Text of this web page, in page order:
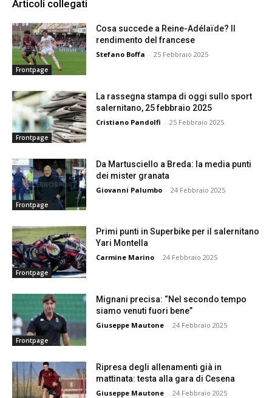
Articoli collegati
Frontpage
Cosa succede a Reine-Adélaïde? Il
rendimento del francese
Stefano Boffa - 25 Febbraio 2025
Frontpage
La rassegna stampa di oggi sullo sport
salernitano, 25 febbraio 2025
Cristiano Pandolfi - 25 Febbraio 2025
Frontpage
Da Martusciello a Breda: la media punti
dei mister granata
Giovanni Palumbo - 24 Febbraio 2025
Frontpage
Primi punti in Superbike per il salernitano
Yari Montella
Carmine Marino - 24 Febbraio 2025
Frontpage
Mignani precisa: “Nel secondo tempo
siamo venuti fuori bene”
Giuseppe Mautone - 24 Febbraio 2025
Ripresa degli allenamenti già in
mattinata: testa alla gara di Cesena
Giuseppe Mautone - 24 Febbraio 2025